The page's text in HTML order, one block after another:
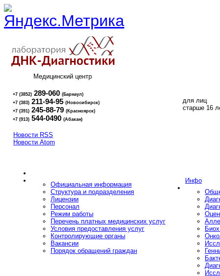
Медицинский центр
+7 (3852) 289-060 (Барнаул)
+7 (383) 211-94-95 (Новосибирск)
+7 (391) 245-88-79 (Красноярск)
+7 (913) 544-0490 (Абакан)
для лиц
старше 16
Новости RSS
Новости Atom
Инфо
Официальная информация
Структура и подразделения
Лицензии
Персонал
Режим работы
Перечень платных медицинских услуг
Условия предоставления услуг
Контролирующие органы
Вакансии
Порядок обращений граждан